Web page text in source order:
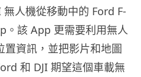
人機從移動中的 Ford F-
。該 App 更需要利用無人
資訊，並把影片和地圖
和 DJI 期望這個車載無